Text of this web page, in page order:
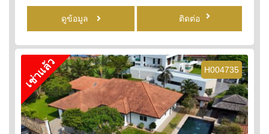
ดูข้อมูล ติดต่อ
H004735
เช่าแล้ว